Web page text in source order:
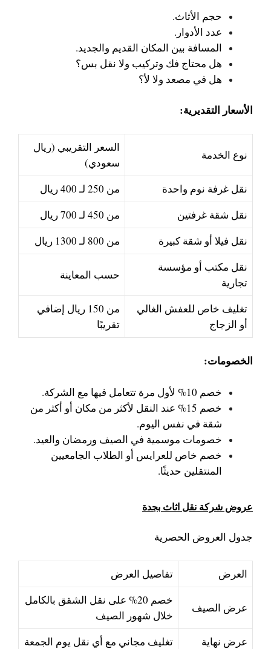
حجم الأثاث.
عدد الأدوار.
المسافة بين المكان القديم والجديد.
هل محتاج فك وتركيب ولا نقل بس؟
هل في مصعد ولا لأ؟
الأسعار التقديرية:
نوع الخدمة
السعر التقريبي (ريال
سعودي)
نقل غرفة نوم واحدة
من 250 لـ 400 ريال
نقل شقة غرفتين
من 450 لـ 700 ريال
نقل فيلا أو شقة كبيرة
من 800 لـ 1300 ريال
نقل مكتب أو مؤسسة
تجارية
حسب المعاينة
تغليف خاص للعفش الغالي
أو الزجاج
من 150 ريال إضافي
تقريبًا
الخصومات:
خصم 10% لأول مرة تتعامل فيها مع الشركة.
خصم 15% عند النقل لأكثر من مكان أو أكثر من
شقة في نفس اليوم.
خصومات موسمية في الصيف ورمضان والعيد.
خصم خاص للعرايس أو الطلاب الجامعيين
المنتقلين حديثًا.
عروض شركة نقل اثاث بجدة
جدول العروض الحصرية
العرض تفاصيل العرض
عرض الصيف
خصم 20% على نقل الشقق بالكامل
خلال شهور الصيف
عرض نهاية
تغليف مجاني مع أي نقل يوم الجمعة